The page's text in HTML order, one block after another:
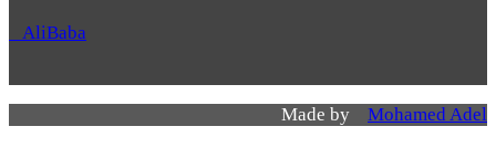
AliBaba
Made by Mohamed Adel